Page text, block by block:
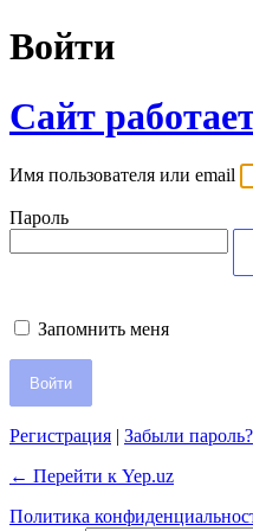
Войти
Сайт
Имя пользователя или email
Пароль
Запомнить меня
Регистрация | Забыли пароль?
← Перейти к Yep.uz
Политика